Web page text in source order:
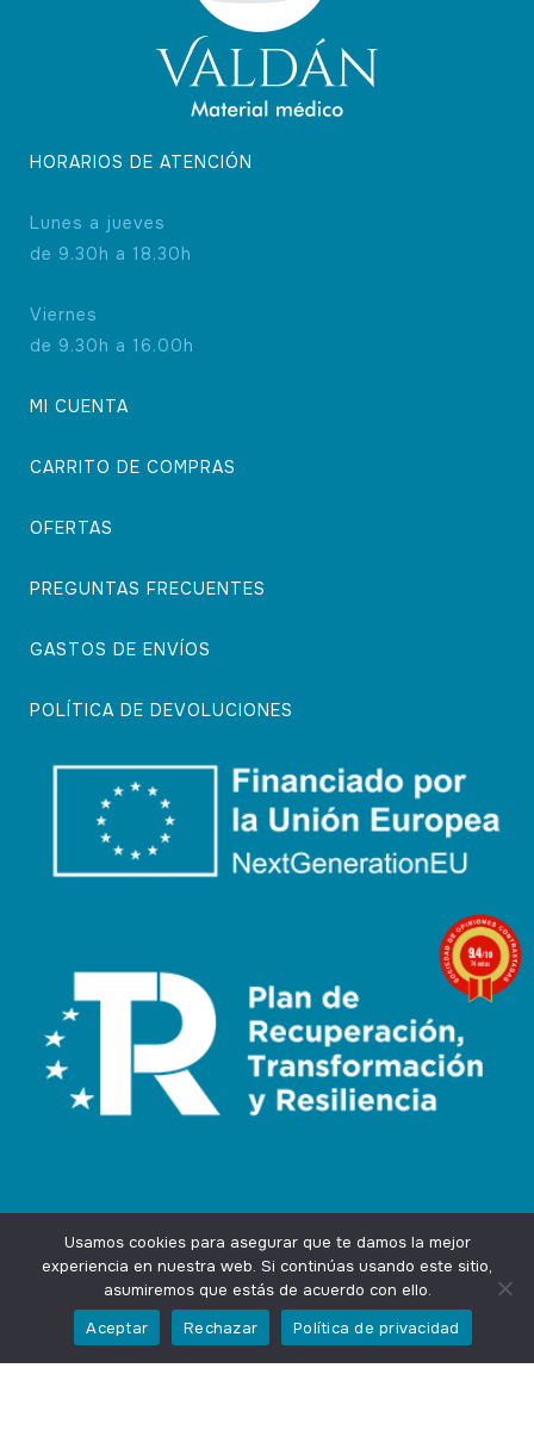
HORARIOS DE ATENCIÓN
Lunes a jueves
de 9.30h a 18.30h
Viernes
de 9.30h a 16.00h
MI CUENTA
CARRITO DE COMPRAS
OFERTAS
PREGUNTAS FRECUENTES
GASTOS DE ENVÍOS
POLÍTICA DE DEVOLUCIONES
Design byAgencia Marketing OnlineIngenium.Marketing
Privacidad
Usamos cookies para asegurar que te damos la mejor
experiencia en nuestra web. Si continúas usando este sitio,
asumiremos que estás de acuerdo con ello.
Aceptar
Rechazar Política de privacidad
9.4/10
74 notas